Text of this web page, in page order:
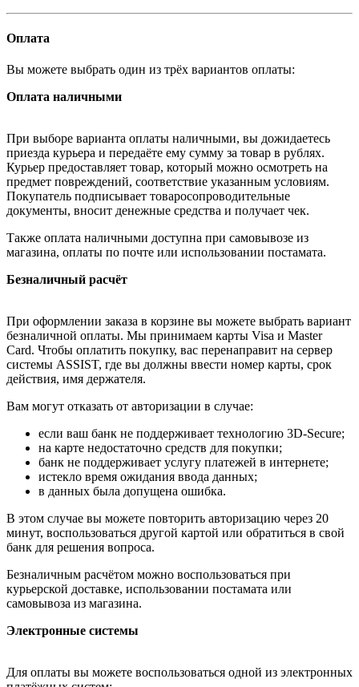
Оплата
Вы можете выбрать один из трёх вариантов оплаты:
Оплата наличными
При выборе варианта оплаты наличными, вы дожидаетесь
приезда курьера и передаёте ему сумму за товар в рублях.
Курьер предоставляет товар, который можно осмотреть на
предмет повреждений, соответствие указанным условиям.
Покупатель подписывает товаросопроводительные
документы, вносит денежные средства и получает чек.
Также оплата наличными доступна при самовывозе из
магазина, оплаты по почте или использовании постамата.
Безналичный расчёт
При оформлении заказа в корзине вы можете выбрать вариант
безналичной оплаты. Мы принимаем карты Visa и Master
Card. Чтобы оплатить покупку, вас перенаправит на сервер
системы ASSIST, где вы должны ввести номер карты, срок
действия, имя держателя.
Вам могут отказать от авторизации в случае:
если ваш банк не поддерживает технологию 3D-Secure;
на карте недостаточно средств для покупки;
банк не поддерживает услугу платежей в интернете;
истекло время ожидания ввода данных;
в данных была допущена ошибка.
В этом случае вы можете повторить авторизацию через 20
минут, воспользоваться другой картой или обратиться в свой
банк для решения вопроса.
Безналичным расчётом можно воспользоваться при
курьерской доставке, использовании постамата или
самовывоза из магазина.
Электронные системы
Для оплаты вы можете воспользоваться одной из электронных